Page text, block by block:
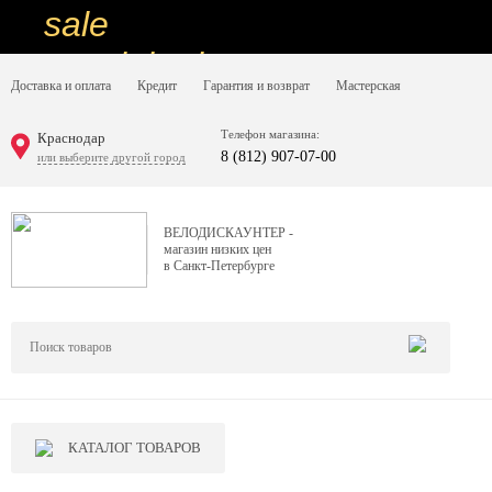
sale
special price
ну очень
вот дешево
sale
sale
Доставка и оплата Кредит Гарантия и возврат Мастерская
Краснодар
или выберите другой город
Телефон магазина:
8 (812) 907-07-00
ВЕЛОДИСКАУНТЕР -
магазин низких цен
в Санкт-Петербурге
КАТАЛОГ ТОВАРОВ